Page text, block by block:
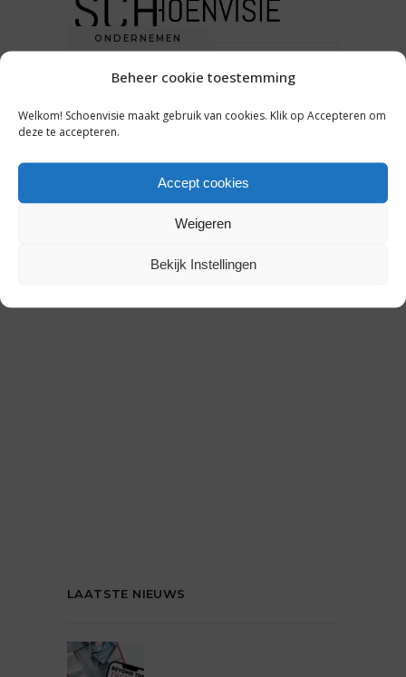
Beheer cookie toestemming
Welkom! Schoenvisie maakt gebruik van cookies. Klik op Accepteren om
deze te accepteren.
Accept cookies
Weigeren
Bekijk Instellingen
ONDERNEMEN
DIT ZIJN DE JURIDISCHE
SCHOENENONDERNEMER TE
MAKEN KUNT KRIJGEN
LAATSTE NIEUWS